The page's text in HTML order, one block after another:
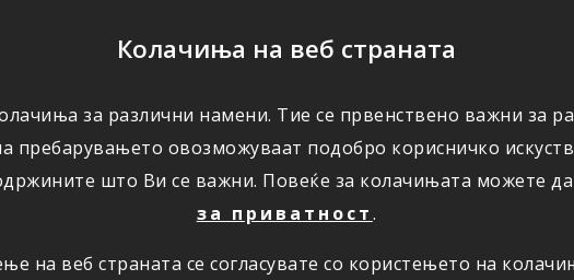
Колачиња на веб страната
за различни намени. Тие се првенствено важни за
пребарувањето овозможуваат подобро корисничко
што Ви се важни. Повеќе за колачињата можете
за приватност.
на веб страната се согласувате со користењето на
ПОВОЛНОСТИ КОРИСНО ЗА НАС